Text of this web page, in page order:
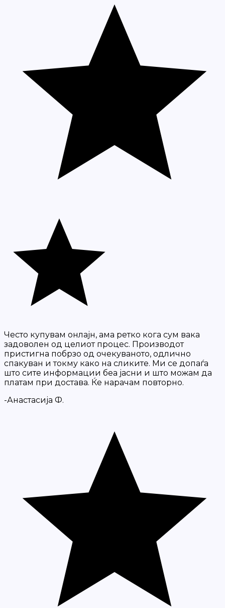
Често купувам онлајн, ама ретко кога сум вака
задоволен од целиот процес. Производот
пристигна побрзо од очекуваното, одлично
спакуван и токму како на сликите. Ми се допаѓа
што сите информации беа јасни и што можам да
платам при достава. Ќе нарачам повторно.
-Анастасија Ф.